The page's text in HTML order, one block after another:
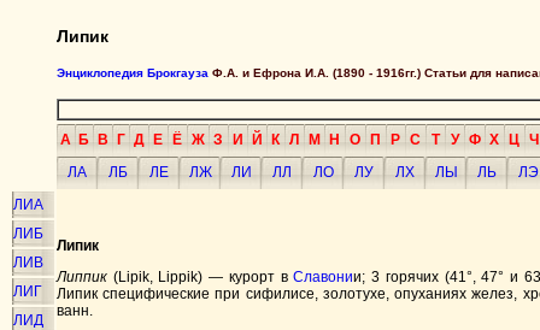
Липик
Энциклопедия Брокгауза Ф.А. и Ефрона И.А. (1890 - 1916гг.) Статьи для
А Б В Г Д Е Ё Ж З И Й К Л М Н О П Р С Т У Ф Х Ц Ч
ЛА
ЛБ ЛЕ ЛЖ ЛИ ЛЛ ЛО ЛУ ЛХ ЛЫ ЛЬ
ЛЭ
ЛИА
ЛИБ
ЛИВ
ЛИГ
ЛИД
Липик
Липпик (Lipik, Lippik) — курорт вСлавонии; 3 горячих (41°, 47° и
Липик специфические при сифилисе, золотухе, опуханиях желез,
ванн.